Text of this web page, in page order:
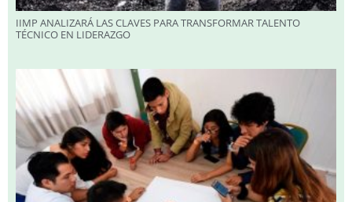
IIMP ANALIZARÁ LAS CLAVES PARA TRANSFORMAR TALENTO
TÉCNICO EN LIDERAZGO